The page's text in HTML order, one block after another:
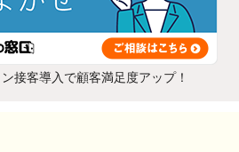
接客導入で顧客満足度アップ！